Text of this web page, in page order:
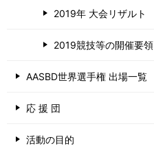
2019年 大会リザルト
2019競技等の開催要領
AASBD世界選手権 出場一覧
応 援 団
活動の目的